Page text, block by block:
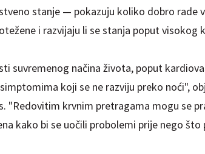
stanje — pokazuju koliko dobro rade
i razvijaju li se stanja poput visokog
suvremenog načina života, poput
koji se ne razviju preko noći",
"Redovitim krvnim pretragama mogu se
kako bi se uočili probolemi prije nego što